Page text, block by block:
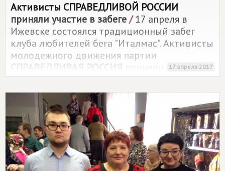
Активисты СПРАВЕДЛИВОЙ РОССИИ
приняли участие в забеге/17 апреля в
Ижевске состоялся традиционный забег
клуба любителей бега "Италмас". Активисты
молодежного движения партии
СПРАВЕДЛИВАЯ РОССИЯ приняли участие в
забеге на 2 мили.
17 апреля 2017